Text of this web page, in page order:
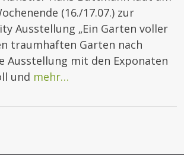
(16./17.07.) zur
Ausstellung „Ein Garten voller
traumhaften Garten nach
Ausstellung mit den Exponaten
und mehr…